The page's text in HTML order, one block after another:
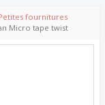
fournitures
Micro tape twist